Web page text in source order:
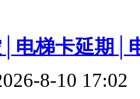
电梯卡延期│
8-10 17:02